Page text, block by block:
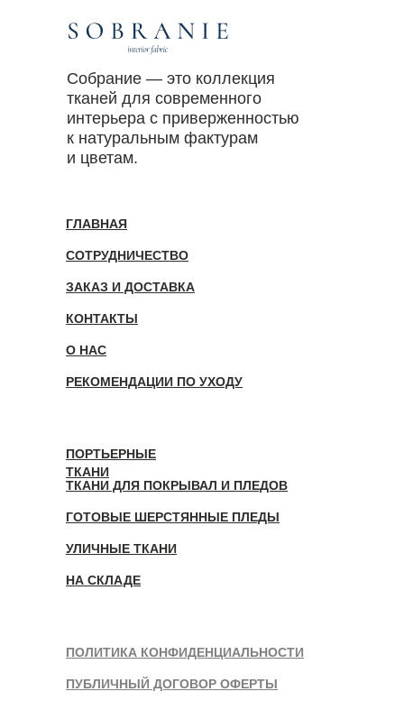
Собрание — это коллекция
тканей для современного
интерьера с приверженностью
к натуральным фактурам
и цветам.
ГЛАВНАЯ
СОТРУДНИЧЕСТВО
ЗАКАЗ И ДОСТАВКА
КОНТАКТЫ
О НАС
ПОЛИТИКА КОНФИДЕНЦИАЛЬНОСТИ
ПОРТЬЕРНЫЕ
ТКАНИ
ТКАНИ ДЛЯ ПОКРЫВАЛ И ПЛЕДОВ
ГОТОВЫЕ ШЕРСТЯННЫЕ ПЛЕДЫ
УЛИЧНЫЕ ТКАНИ
НА СКЛАДЕ
РЕКОМЕНДАЦИИ ПО УХОДУ
ПУБЛИЧНЫЙ ДОГОВОР ОФЕРТЫ